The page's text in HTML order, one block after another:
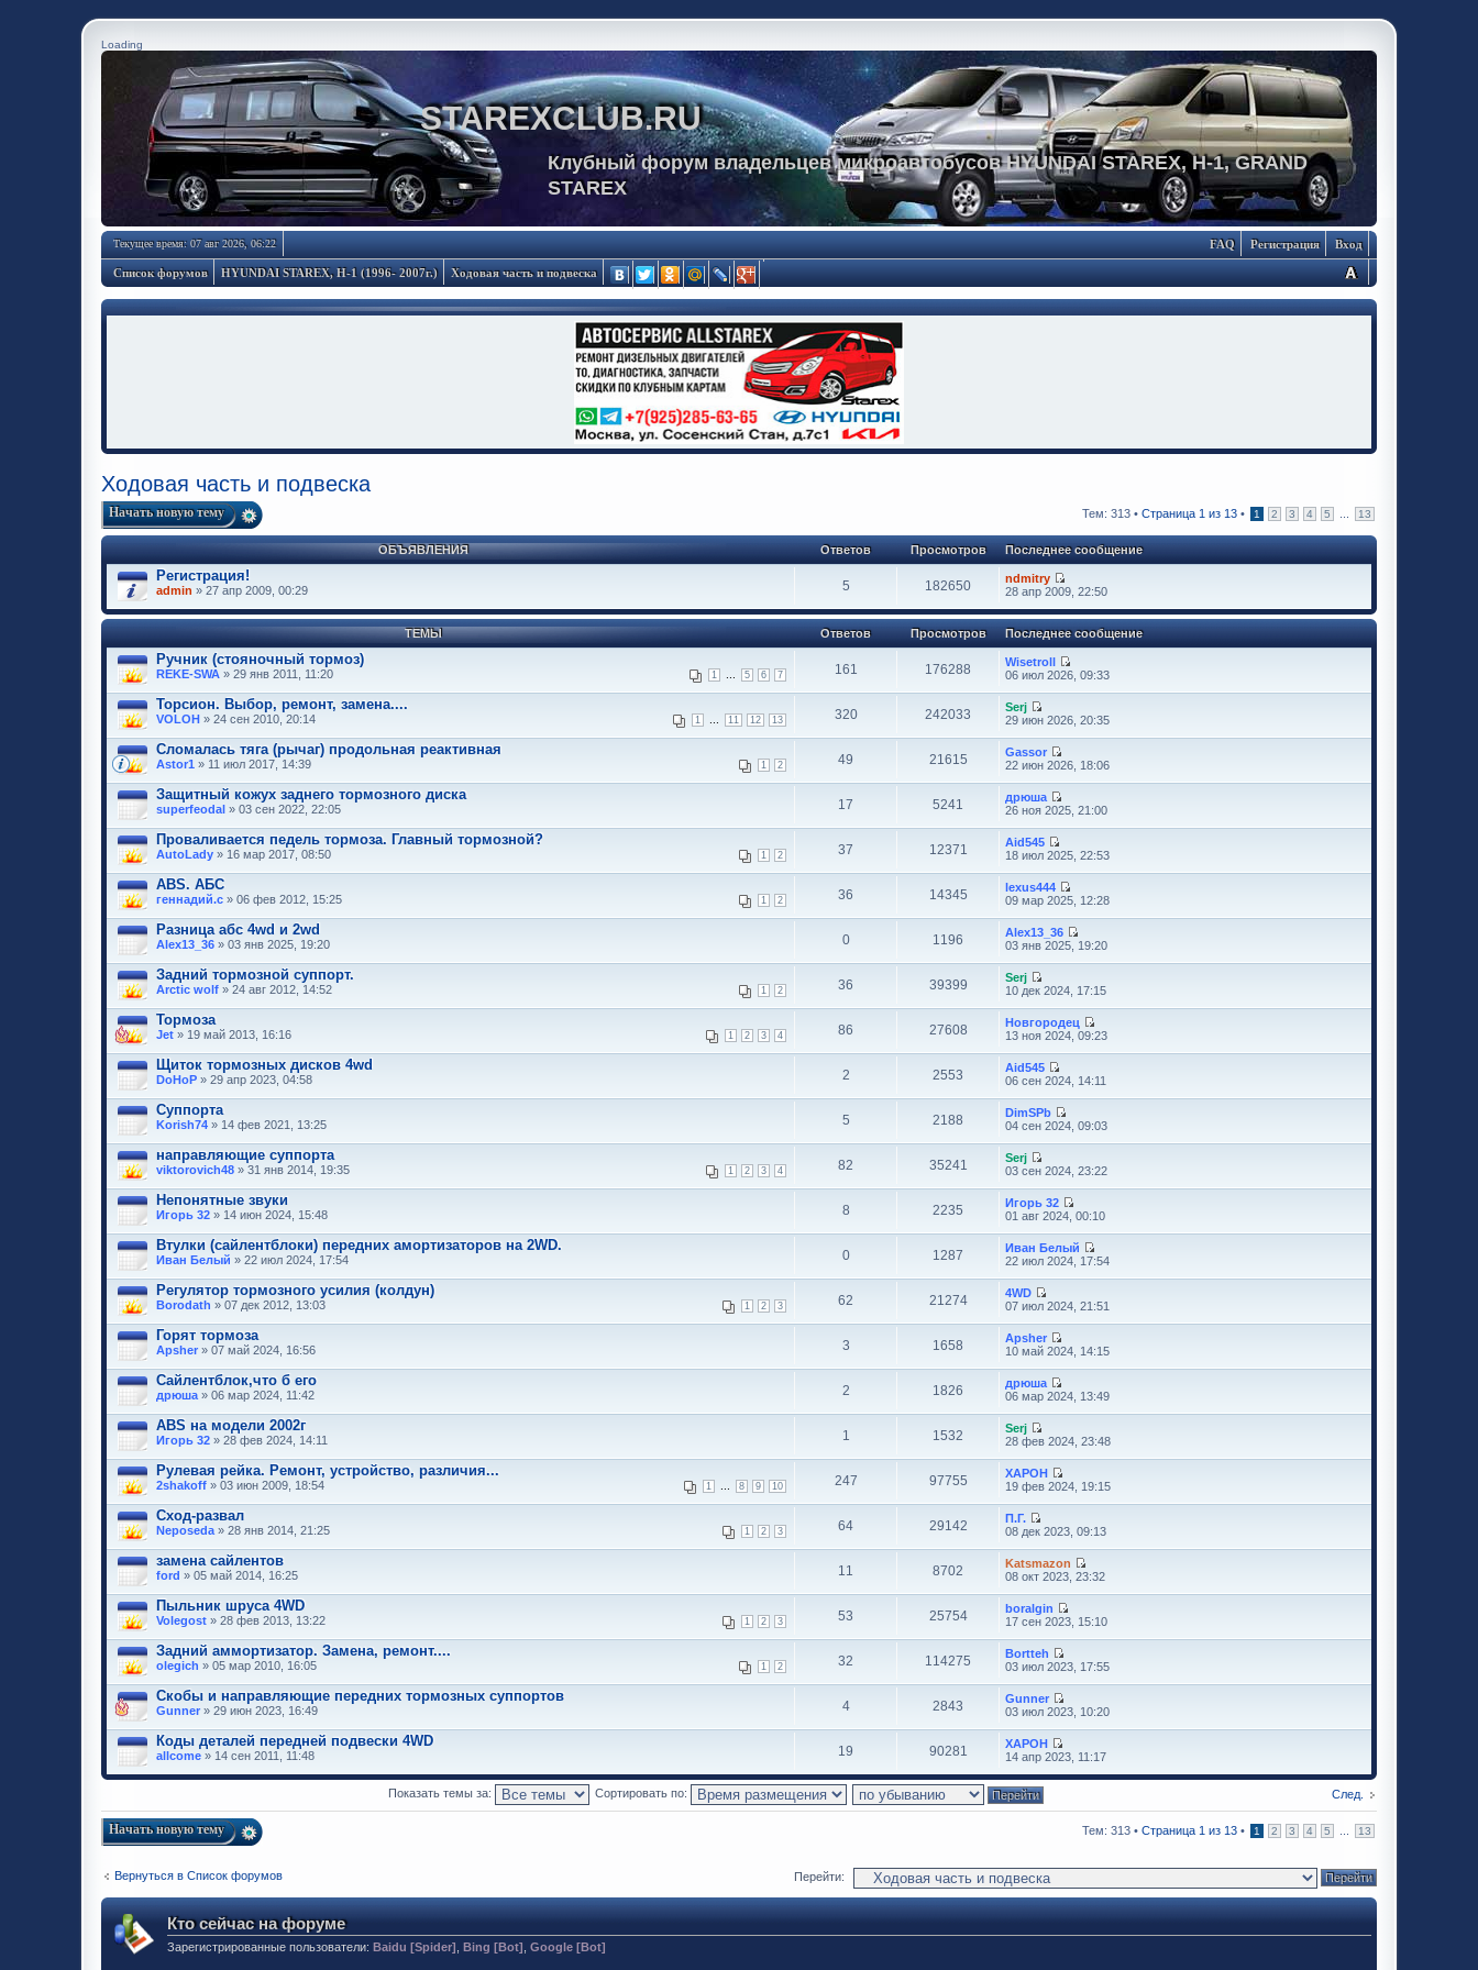
Loading
STAREXCLUB.RU
Клубный форум владельцев микроавтобусов HYUNDAI STAREX, H-1, GRAND
STAREX
Текущее время: 07 авг 2026, 06:22 Вход
Регистрация
FAQ
Список форумов HYUNDAI STAREX, H-1 (1996- 2007г.) Ходовая часть и подвеска
Ходовая часть и подвеска
Начать новую тему Тем: 313 • Страница 1 из 13 • 1 2 3 4 5 13
ОБЪЯВЛЕНИЯ Ответов Просмотров Последнее сообщение
Регистрация!
admin » 27 апр 2009, 00:29 5 182650
ndmitry
28 апр 2009, 22:50
ТЕМЫ Ответов Просмотров Последнее сообщение
Ручник (стояночный тормоз)
1 5 6 7
REKE-SWA » 29 янв 2011, 11:20 161 176288
Wisetroll
06 июл 2026, 09:33
Торсион. Выбор, ремонт, замена....
1 11 12 13
VOLOH » 24 сен 2010, 20:14 320 242033
Serj
29 июн 2026, 20:35
Сломалась тяга (рычаг) продольная реактивная
1 2
Astor1 » 11 июл 2017, 14:39 49 21615
Gassor
22 июн 2026, 18:06
Защитный кожух заднего тормозного диска
superfeodal » 03 сен 2022, 22:05 17 5241
дрюша
26 ноя 2025, 21:00
Проваливается педель тормоза. Главный тормозной?
1 2
AutoLady » 16 мар 2017, 08:50 37 12371
Aid545
18 июл 2025, 22:53
ABS. АБС
1 2
геннадий.с » 06 фев 2012, 15:25 36 14345
lexus444
09 мар 2025, 12:28
Разница абс 4wd и 2wd
Alex13_36 » 03 янв 2025, 19:20 0 1196
Alex13_36
03 янв 2025, 19:20
Задний тормозной суппорт.
1 2
Arctic wolf » 24 авг 2012, 14:52 36 39399
Serj
10 дек 2024, 17:15
Тормоза
1 2 3 4
Jet » 19 май 2013, 16:16 86 27608
Новгородец
13 ноя 2024, 09:23
Щиток тормозных дисков 4wd
DoHoP » 29 апр 2023, 04:58 2 2553
Aid545
06 сен 2024, 14:11
Суппорта
Korish74 » 14 фев 2021, 13:25 5 2188
DimSPb
04 сен 2024, 09:03
направляющие суппорта
1 2 3 4
viktorovich48 » 31 янв 2014, 19:35 82 35241
Serj
03 сен 2024, 23:22
Непонятные звуки
Игорь 32 » 14 июн 2024, 15:48 8 2235
Игорь 32
01 авг 2024, 00:10
Втулки (сайлентблоки) передних амортизаторов на 2WD.
Иван Белый » 22 июл 2024, 17:54 0 1287
Иван Белый
22 июл 2024, 17:54
Регулятор тормозного усилия (колдун)
1 2 3
Borodath » 07 дек 2012, 13:03 62 21274
4WD
07 июл 2024, 21:51
Горят тормоза
Apsher » 07 май 2024, 16:56 3 1658
Apsher
10 май 2024, 14:15
Сайлентблок,что б его
дрюша » 06 мар 2024, 11:42 2 1826
дрюша
06 мар 2024, 13:49
ABS на модели 2002г
Игорь 32 » 28 фев 2024, 14:11 1 1532
Serj
28 фев 2024, 23:48
Рулевая рейка. Ремонт, устройство, различия...
1 8 9 10
2shakoff » 03 июн 2009, 18:54 247 97755
XAPOH
19 фев 2024, 19:15
Сход-развал
1 2 3
Neposeda » 28 янв 2014, 21:25 64 29142
П.Г.
08 дек 2023, 09:13
замена сайлентов
ford » 05 май 2014, 16:25 11 8702
Katsmazon
08 окт 2023, 23:32
Пыльник шруса 4WD
1 2 3
Volegost » 28 фев 2013, 13:22 53 25754
boralgin
17 сен 2023, 15:10
Задний аммортизатор. Замена, ремонт....
1 2
olegich » 05 мар 2010, 16:05 32 114275
Bortteh
03 июл 2023, 17:55
Скобы и направляющие передних тормозных суппортов
Gunner » 29 июн 2023, 16:49 4 2843
Gunner
03 июл 2023, 10:20
Коды деталей передней подвески 4WD
allcome » 14 сен 2011, 11:48 19 90281
XAPOH
14 апр 2023, 11:17
След.
Показать темы за: Сортировать по:
Начать новую тему Тем: 313 • Страница 1 из 13 • 1 2 3 4 5 13
Вернуться в Список форумов Перейти:
Кто сейчас на форуме
Зарегистрированные пользователи: Baidu [Spider] Bing [Bot] Google [Bot]